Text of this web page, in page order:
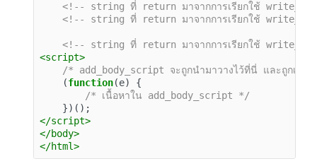
<!-- string ที่ return มาจากการเรียกใช้
<!-- string ที่ return มาจากการเรียกใช้
<!-- string ที่ return มาจากการเรียกใช้
<script>
/* add_body_script จะถูกนำมาวางไว้ที่นี่ และถูกเรี
(function(e)
{
/* เนื้อหาใน add_body_script */
})();
</script>
</body>
</html>